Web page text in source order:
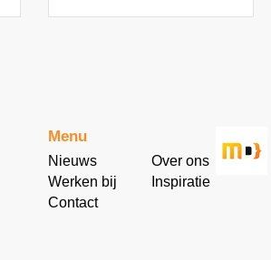
eikenhoutgerijpte distillaten.
Menu
Nieuws
Over ons
Werken bij
Inspiratie
Contact